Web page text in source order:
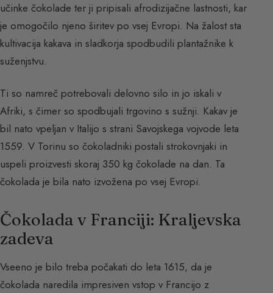
učinke čokolade ter ji pripisali afrodizijačne lastnosti, kar
je omogočilo njeno širitev po vsej Evropi. Na žalost sta
kultivacija kakava in sladkorja spodbudili plantažnike k
suženjstvu.
Ti so namreč potrebovali delovno silo in jo iskali v
Afriki, s čimer so spodbujali trgovino s sužnji. Kakav je
bil nato vpeljan v Italijo s strani Savojskega vojvode leta
1559. V Torinu so čokoladniki postali strokovnjaki in
uspeli proizvesti skoraj 350 kg čokolade na dan. Ta
čokolada je bila nato izvožena po vsej Evropi.
Čokolada v Franciji: Kraljevska
zadeva
Vseeno je bilo treba počakati do leta 1615, da je
čokolada naredila impresiven vstop v Francijo z